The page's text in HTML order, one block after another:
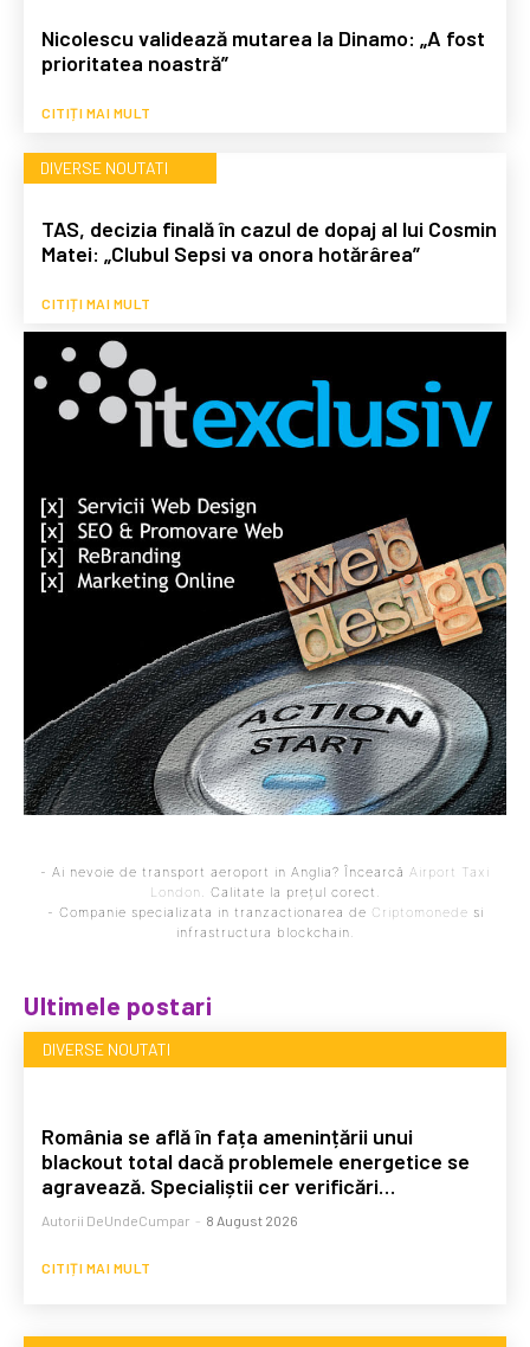
Nicolescu validează mutarea la Dinamo: „A fost
prioritatea noastră”
CITIȚI MAI MULT
DIVERSE NOUTATI
TAS, decizia finală în cazul de dopaj al lui Cosmin
Matei: „Clubul Sepsi va onora hotărârea”
CITIȚI MAI MULT
- Ai nevoie de transport aeroport in Anglia? Încearcă Airport Taxi
London . Calitate la prețul corect.
- Companie specializata in tranzactionarea de Criptomonede si
infrastructura blockchain.
Ultimele postari
DIVERSE NOUTATI
România se află în fața amenințării unui
blackout total dacă problemele energetice se
agravează. Specialiștii cer verificări…
Autorii DeUndeCumpar - 8 August 2026
CITIȚI MAI MULT